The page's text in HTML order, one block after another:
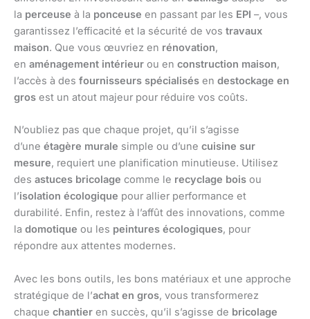
la perceuse à la ponceuse en passant par les EPI –, vous
garantissez l’efficacité et la sécurité de vos travaux
maison. Que vous œuvriez en rénovation,
en aménagement intérieur ou en construction maison,
l’accès à des fournisseurs spécialisés en destockage en
gros est un atout majeur pour réduire vos coûts.
N’oubliez pas que chaque projet, qu’il s’agisse
d’une étagère murale simple ou d’une cuisine sur
mesure, requiert une planification minutieuse. Utilisez
des astuces bricolage comme le recyclage bois ou
l’isolation écologique pour allier performance et
durabilité. Enfin, restez à l’affût des innovations, comme
la domotique ou les peintures écologiques, pour
répondre aux attentes modernes.
Avec les bons outils, les bons matériaux et une approche
stratégique de l’achat en gros, vous transformerez
chaque chantier en succès, qu’il s’agisse de bricolage